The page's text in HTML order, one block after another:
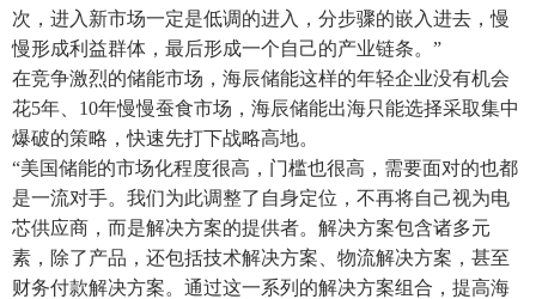
次，进入新市场一定是低调的进入，分步骤的嵌入进去，慢
慢形成利益群体，最后形成一个自己的产业链条。”
在竞争激烈的储能市场，海辰储能这样的年轻企业没有机会
花5年、10年慢慢蚕食市场，海辰储能出海只能选择采取集中
爆破的策略，快速先打下战略高地。
“美国储能的市场化程度很高，门槛也很高，需要面对的也都
是一流对手。我们为此调整了自身定位，不再将自己视为电
芯供应商，而是解决方案的提供者。解决方案包含诸多元
素，除了产品，还包括技术解决方案、物流解决方案，甚至
财务付款解决方案。通过这一系列的解决方案组合，提高海